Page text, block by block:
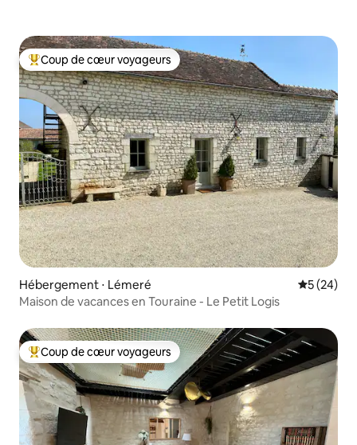
Coups de cœur voyageurs les plus appréciés
Coup de cœur voyageurs
Hébergement ⋅ Lémeré
5 (24)
Maison de vacances en Touraine - Le Petit Logis
Coups de cœur voyageurs les plus appréciés
Coup de cœur voyageurs